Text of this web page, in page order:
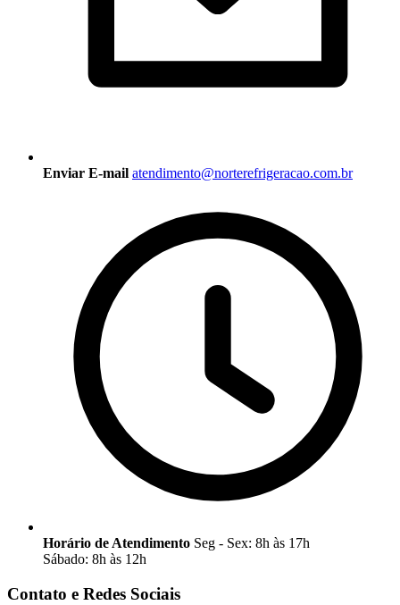
Enviar E-mail atendimento@norterefrigeracao.com.br
Horário de Atendimento Seg - Sex: 8h às 17h
Sábado: 8h às 12h
Contato e Redes Sociais